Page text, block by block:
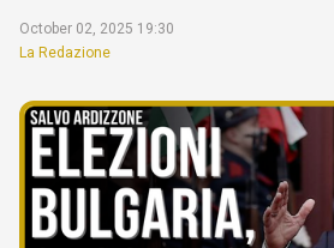
October 02, 2025 19:30
La Redazione